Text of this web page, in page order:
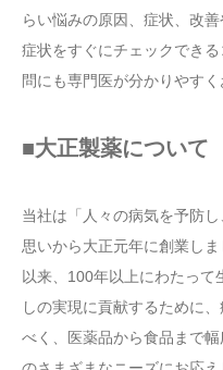
らい悩みの原因、症状、改
症状をすぐにチェックでき
問にも専門医が分かりやすく
■大正製薬について
当社は「人々の病気を予防
思いから大正元年に創業しま
以来、100年以上にわたって
しの実現に貢献するために
べく、医薬品から食品まで